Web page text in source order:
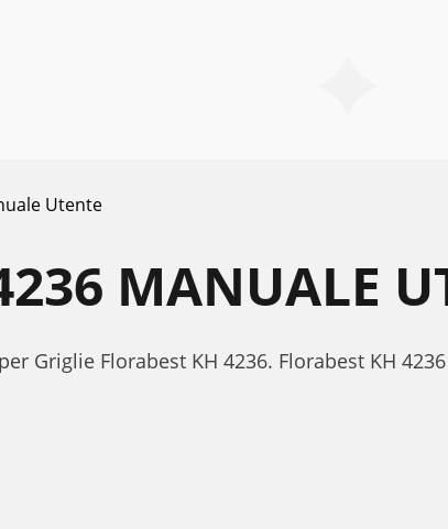
Utente
MANUALE
Griglie Florabest KH 4236. Florabest KH